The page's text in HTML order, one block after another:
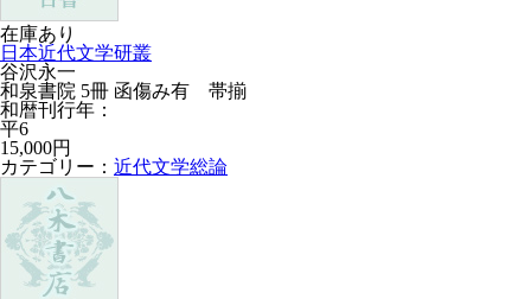
在庫あり
日本近代文学研叢
谷沢永一
和泉書院 5冊 函傷み有 帯揃
和暦刊行年：
平6
15,000円
カテゴリー： 近代文学総論